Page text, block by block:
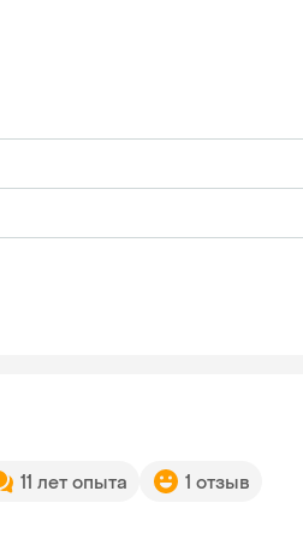
11 лет опыта 1 отзыв